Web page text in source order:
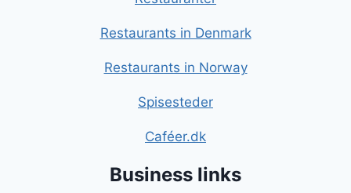
Restaurants in Denmark
Restaurants in Norway
Spisesteder
Caféer.dk
Business links